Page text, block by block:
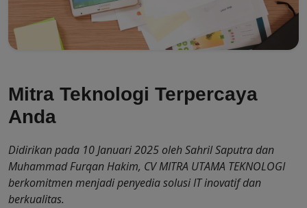
Mitra Teknologi Terpercaya
Anda
Didirikan pada 10 Januari 2025 oleh Sahril Saputra dan
Muhammad Furqan Hakim, CV MITRA UTAMA TEKNOLOGI
berkomitmen menjadi penyedia solusi IT inovatif dan
berkualitas.